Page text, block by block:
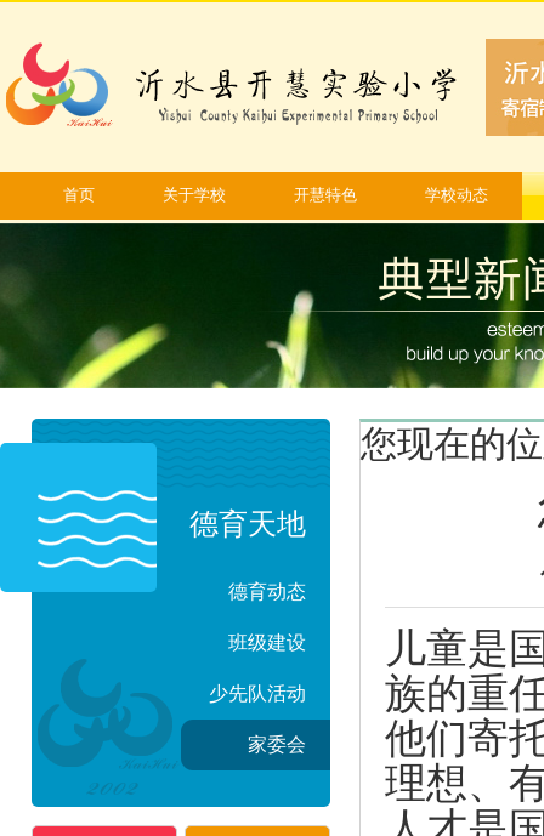
首页 关于学校 开慧特色 学校动态
德育天地
德育动态
班级建设
少先队活动
家委会
您现在的
儿童是
族的重
他们寄
理想、